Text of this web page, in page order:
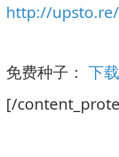
http://upsto.re/
免费种子： 下
[/